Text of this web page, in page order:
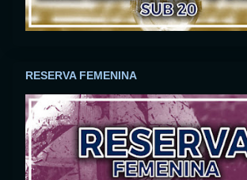
RESERVA FEMENINA